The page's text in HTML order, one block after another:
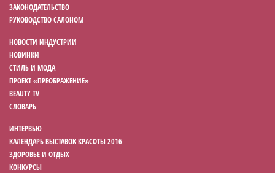
ЗАКОНОДАТЕЛЬСТВО
РУКОВОДСТВО САЛОНОМ
НОВОСТИ ИНДУСТРИИ
НОВИНКИ
СТИЛЬ И МОДА
ПРОЕКТ «ПРЕОБРАЖЕНИЕ»
BEAUTY TV
СЛОВАРЬ
ИНТЕРВЬЮ
КАЛЕНДАРЬ ВЫСТАВОК КРАСОТЫ 2016
ЗДОРОВЬЕ И ОТДЫХ
КОНКУРСЫ